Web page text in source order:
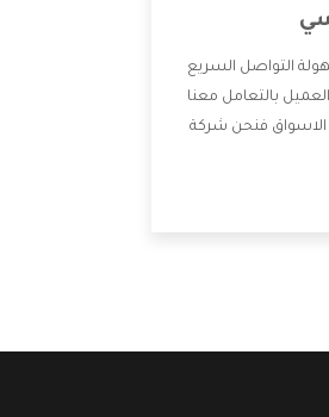
التواصل السريع
بالتعامل معنا
الاسواق فنحن شركة
تكون منها خدمة